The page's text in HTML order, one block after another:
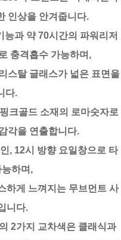
인상을 안겨줍니다.
과 약 70시간의 파워리저
충격흡수 가능하며,
스탈 글래스가 넓은 표면을
다.
크골드 소재의 로마숫자로
각을 연출합니다.
, 12시 방향 요일창으로 타
하며,
하게 느껴지는 무브먼트 사
니다.
2가지 교차색은 클래식과